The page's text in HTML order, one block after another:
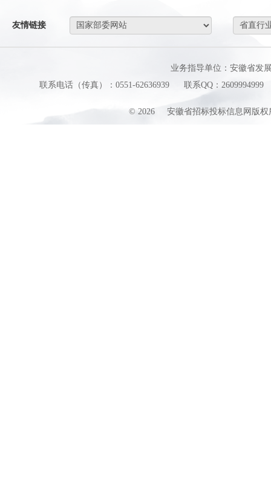
友情链接
业务指导单位：安徽省发
联系电话（传真）：0551-62636939
联系QQ：2609994999
© 2026 安徽省招标投标信息网版